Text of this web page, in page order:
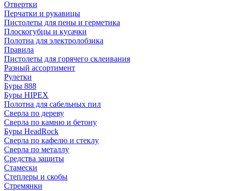
Отвертки
Перчатки и рукавицы
Пистолеты для пены и герметика
Плоскогубцы и кусачки
Полотна для электролобзика
Правила
Пистолеты для горячего склеивания
Разный ассортимент
Рулетки
Буры 888
Буры HIPEX
Полотна для сабельных пил
Сверла по дереву
Сверла по камню и бетону
Буры HeadRock
Сверла по кафелю и стеклу
Сверла по металлу
Средства защиты
Стамески
Степлеры и скобы
Стремянки